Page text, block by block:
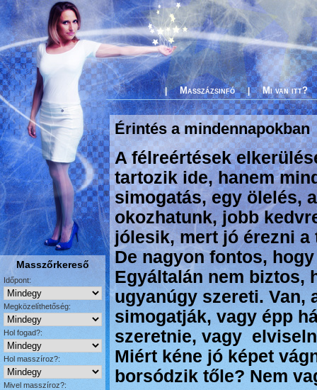
Masszőrkereső
Időpont:
Megközelíthetőség:
Hol fogad?:
Hol masszíroz?:
Mivel masszíroz?:
| Masszázsinfó | Mi van itt?
Érintés a mindennapokban
A félreértések
tartozik ide, hanem
simogatás, egy ölelés,
okozhatunk, jobb
jólesik, mert jó érezni
De nagyon fontos,
Egyáltalán nem biztos,
ugyanúgy szereti. Van,
simogatják, vagy épp
szeretnie, vagy
Miért kéne jó képet
borsódzik tőle? Nem